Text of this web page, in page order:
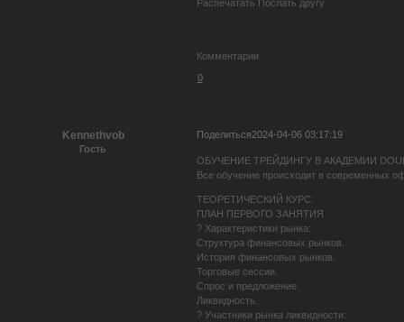
Распечатать Послать другу
Комментарии
0
Поделиться2024-04-06 03:17:19
Kennethvob
Гость
ОБУЧЕНИЕ ТРЕЙДИНГУ В АКАДЕМИИ
Все обучение происходит в современных
ТЕОРЕТИЧЕСКИЙ КУРС:
ПЛАН ПЕРВОГО ЗАНЯТИЯ
? Характеристики рынка:
Структура финансовых рынков.
История финансовых рынков.
Торговые сессии.
Спрос и предложение.
Ликвидность.
? Участники рынка ликвидности: